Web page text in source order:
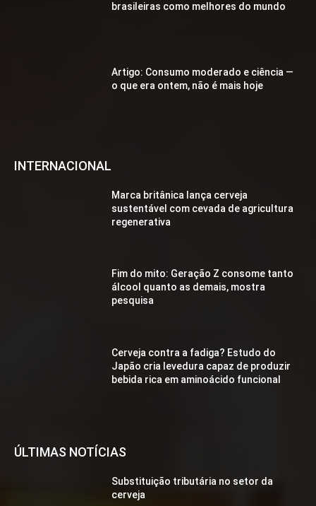
brasileiras como melhores do mundo
Artigo: Consumo moderado e ciência —
o que era ontem, não é mais hoje
INTERNACIONAL
Marca britânica lança cerveja
sustentável com cevada de agricultura
regenerativa
Fim do mito: Geração Z consome tanto
álcool quanto as demais, mostra
pesquisa
Cerveja contra a fadiga? Estudo do
Japão cria levedura capaz de produzir
bebida rica em aminoácido funcional
ÚLTIMAS NOTÍCIAS
Substituição tributária no setor da
cerveja